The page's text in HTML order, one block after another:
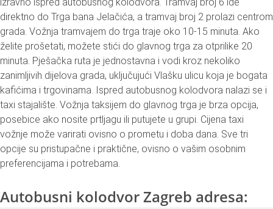
izravno ispred autobusnog kolodvora. Tramvaj broj 6 ide
direktno do Trga bana Jelačića, a tramvaj broj 2 prolazi centrom
grada. Vožnja tramvajem do trga traje oko 10-15 minuta. Ako
želite prošetati, možete stići do glavnog trga za otprilike 20
minuta. Pješačka ruta je jednostavna i vodi kroz nekoliko
zanimljivih dijelova grada, uključujući Vlašku ulicu koja je bogata
kafićima i trgovinama. Ispred autobusnog kolodvora nalazi se i
taxi stajalište. Vožnja taksijem do glavnog trga je brza opcija,
posebice ako nosite prtljagu ili putujete u grupi. Cijena taxi
vožnje može varirati ovisno o prometu i doba dana. Sve tri
opcije su pristupačne i praktične, ovisno o vašim osobnim
preferencijama i potrebama.
Autobusni kolodvor Zagreb adresa: